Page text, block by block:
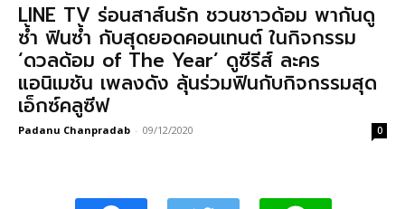
LINE TV ร่อนสาส์นรัก ชวนชาวด้อม พากันดู
ซ้ำ ฟินซ้ำ กับสุดยอดคอนเทนต์ ในกิจกรรม
‘ดวลด้อม of The Year’ ดูซีรีส์ ละคร
แอนิเมชัน เพลงดัง ลุ้นร่วมฟินกับกิจกรรมสุด
เอ็กซ์คลูซีฟ
Padanu Chanpradab - 09/12/2020 0